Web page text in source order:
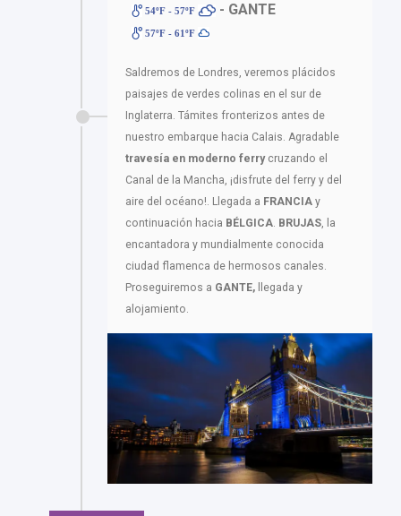
54ºF - 57ºF - GANTE
57ºF - 61ºF
Saldremos de Londres, veremos plácidos
paisajes de verdes colinas en el sur de
Inglaterra. Támites fronterizos antes de
nuestro embarque hacia Calais. Agradable
travesía en moderno ferrycruzando el
Canal de la Mancha, ¡disfrute del ferry y del
aire del océano!. Llegada a FRANCIA y
continuación hacia BÉLGICA. BRUJAS, la
encantadora y mundialmente conocida
ciudad flamenca de hermosos canales.
Proseguiremos a GANTE, llegada y
alojamiento.